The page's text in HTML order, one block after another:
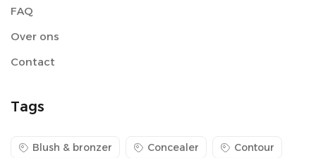
FAQ
Over ons
Contact
Tags
Blush & bronzer Concealer Contour